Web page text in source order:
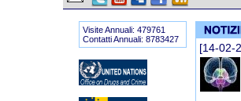
Visite Annuali: 479761
Contatti Annuali: 8783427
[14-02-